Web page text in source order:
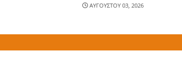
ΑΥΓΟΥΣΤΟΥ 03, 2026